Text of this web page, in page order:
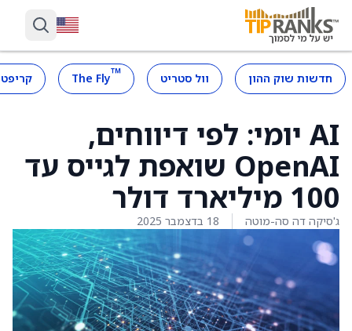
חדשות שוק ההון וול סטריט ™
The Fly
AI יומי: לפי דיווחים,
OpenAI שואפת לגייס עד
100 מיליארד דולר
ג'סיקה דה סה-מוטה 18 בדצמבר 2025